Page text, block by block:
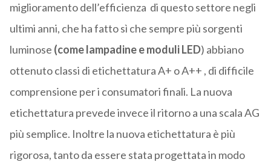
miglioramento dell’efficienza di questo settore negli
ultimi anni, che ha fatto sì che sempre più sorgenti
luminose (come lampadine e moduli LED) abbiano
ottenuto classi di etichettatura A+ o A++ , di difficile
comprensione per i consumatori finali. La nuova
etichettatura prevede invece il ritorno a una scala AG
più semplice. Inoltre la nuova etichettatura è più
rigorosa, tanto da essere stata progettata in modo